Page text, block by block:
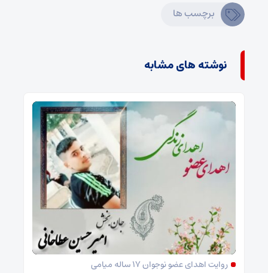
برچسب ها
نوشته های مشابه
روایت اهدای عضو نوجوان ۱۷ ساله میامی